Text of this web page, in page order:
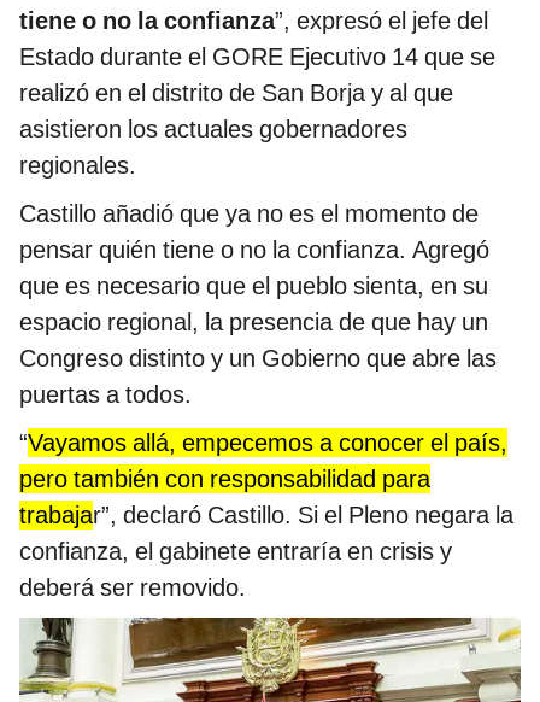
tiene o no la confianza”, expresó el jefe del
Estado durante el GORE Ejecutivo 14 que se
realizó en el distrito de San Borja y al que
asistieron los actuales gobernadores
regionales.
Castillo añadió que ya no es el momento de
pensar quién tiene o no la confianza. Agregó
que es necesario que el pueblo sienta, en su
espacio regional, la presencia de que hay un
Congreso distinto y un Gobierno que abre las
puertas a todos.
“Vayamos allá, empecemos a conocer el país,
pero también con responsabilidad para
trabajar”, declaró Castillo. Si el Pleno negara la
confianza, el gabinete entraría en crisis y
deberá ser removido.